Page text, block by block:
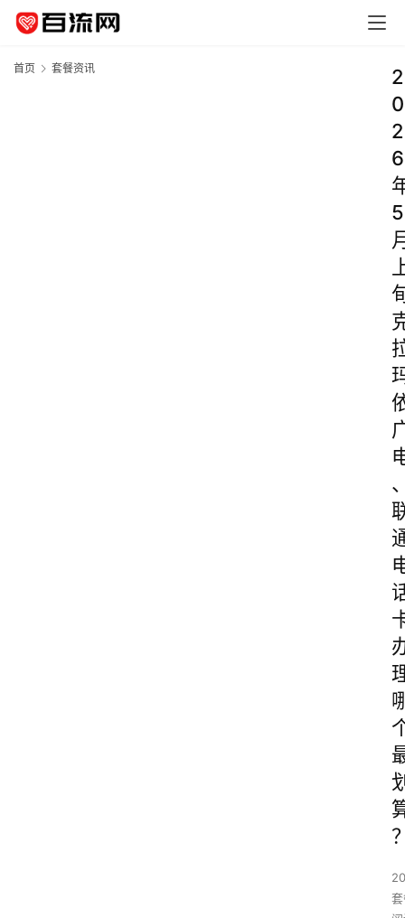
首页 套餐资讯
2
0
2
6
5